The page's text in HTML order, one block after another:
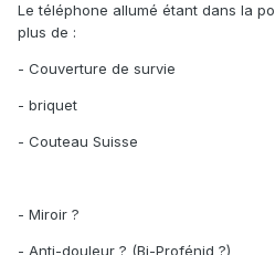
Le téléphone allumé étant dans la
plus de :
- Couverture de survie
- briquet
- Couteau Suisse
- Miroir ?
- Anti-douleur ? (Bi-Profénid ?)